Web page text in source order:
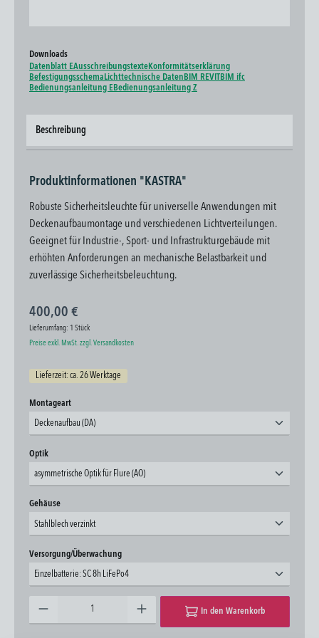
Downloads
Datenblatt EAusschreibungstexteKonformitätserklärung
Befestigungsschema Lichttechnische Daten BIM REVITBIM ifc
Bedienungsanleitung EBedienungsanleitung Z
Beschreibung
Produktinformationen "KASTRA"
Robuste Sicherheitsleuchte für universelle Anwendungen mit
Deckenaufbaumontage und verschiedenen Lichtverteilungen.
Geeignet für Industrie-, Sport- und Infrastrukturgebäude mit
erhöhten Anforderungen an mechanische Belastbarkeit und
zuverlässige Sicherheitsbeleuchtung.
400,00 €
Lieferumfang: 1 Stück
Preise exkl. MwSt. zzgl. Versandkosten
Lieferzeit: ca. 26 Werktage
Montageartauswählen
Deckenaufbau (DA)
Optikauswählen
asymmetrische Optik für Flure (AO)
Gehäuseauswählen
Stahlblech verzinkt
Versorgung/Überwachungauswählen
Einzelbatterie: SC 8h LiFePo4
In den Warenkorb